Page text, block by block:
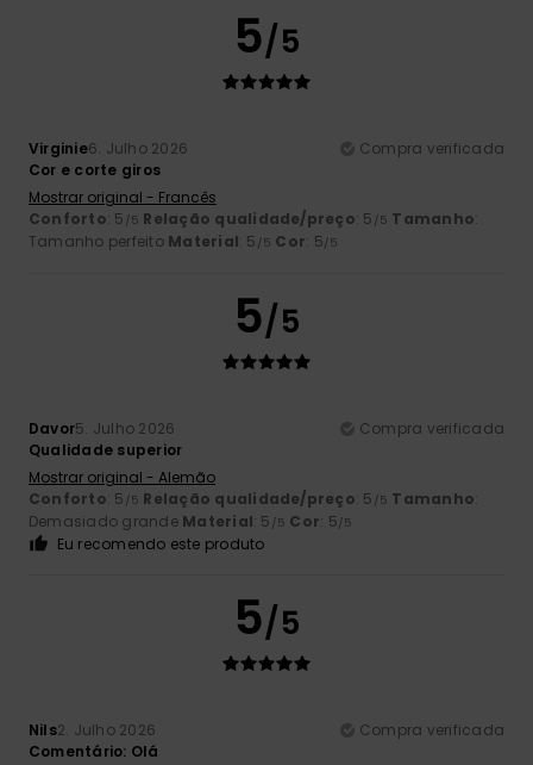
5/5
Virginie6. Julho 2026
Compra verificada
Cor e corte giros
Mostrar original - Francês
Conforto: 5 /5 Relação qualidade/preço: 5 /5 Tamanho:
Tamanho perfeito Material: 5 /5 Cor: 5/5
5/5
Davor5. Julho 2026
Compra verificada
Qualidade superior
Mostrar original - Alemão
Conforto: 5 /5 Relação qualidade/preço: 5 /5 Tamanho:
Demasiado grande Material: 5 /5 Cor: 5/5
Eu recomendo este produto
5/5
Nils2. Julho 2026
Compra verificada
Comentário: Olá